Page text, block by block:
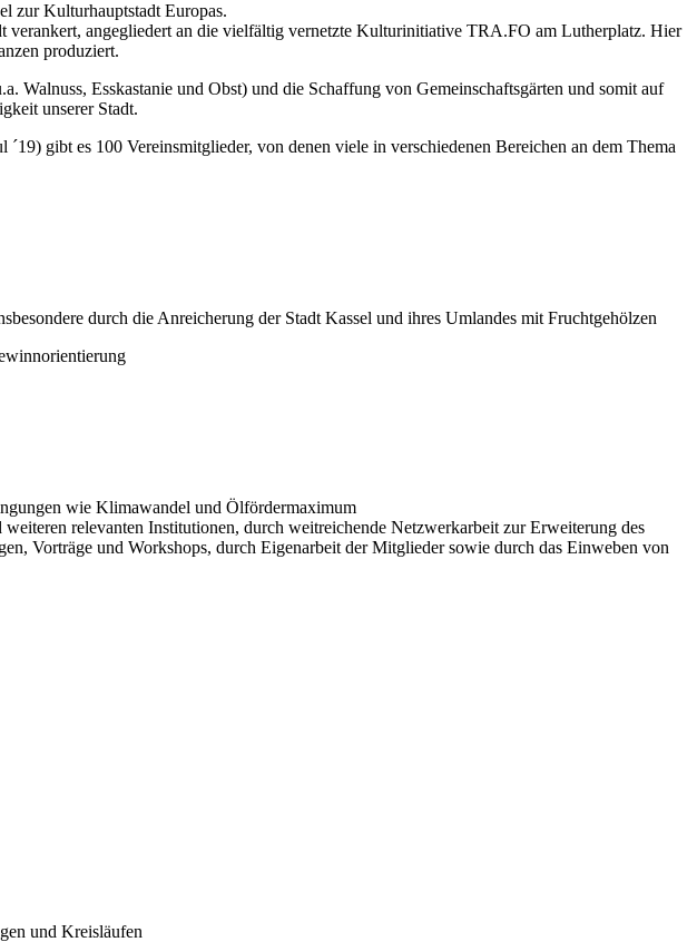
zur Kulturhauptstadt Europas.
verankert, angegliedert an die vielfältig vernetzte Kulturinitiative TRA.FO am Lutherplatz. Hier
produziert.
Walnuss, Esskastanie und Obst) und die Schaffung von Gemeinschaftsgärten und somit auf
unserer Stadt.
gibt es 100 Vereinsmitglieder, von denen viele in verschiedenen Bereichen an dem Thema
durch die Anreicherung der Stadt Kassel und ihres Umlandes mit Fruchtgehölzen
wie Klimawandel und Ölfördermaximum
relevanten Institutionen, durch weitreichende Netzwerkarbeit zur Erweiterung des
Vorträge und Workshops, durch Eigenarbeit der Mitglieder sowie durch das Einweben von
und Kreisläufen